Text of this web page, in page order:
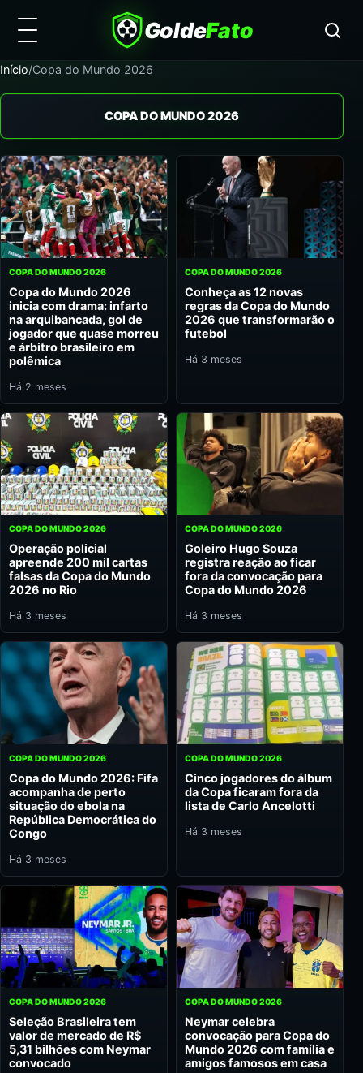
GoldeFato
Início/Copa do Mundo 2026
COPA DO MUNDO 2026
COPA DO MUNDO 2026
Copa do Mundo 2026
inicia com drama: infarto
na arquibancada, gol de
jogador que quase morreu
e árbitro brasileiro em
polêmica
Há 2 meses
COPA DO MUNDO 2026
Conheça as 12 novas
regras da Copa do Mundo
2026 que transformarão o
futebol
Há 3 meses
COPA DO MUNDO 2026
Operação policial
apreende 200 mil cartas
falsas da Copa do Mundo
2026 no Rio
Há 3 meses
COPA DO MUNDO 2026
Goleiro Hugo Souza
registra reação ao ficar
fora da convocação para
Copa do Mundo 2026
Há 3 meses
COPA DO MUNDO 2026
Copa do Mundo 2026: Fifa
acompanha de perto
situação do ebola na
República Democrática do
Congo
Há 3 meses
COPA DO MUNDO 2026
Cinco jogadores do álbum
da Copa ficaram fora da
lista de Carlo Ancelotti
Há 3 meses
COPA DO MUNDO 2026
Seleção Brasileira tem
valor de mercado de R$
5,31 bilhões com Neymar
convocado
COPA DO MUNDO 2026
Neymar celebra
convocação para Copa do
Mundo 2026 com família e
amigos famosos em casa